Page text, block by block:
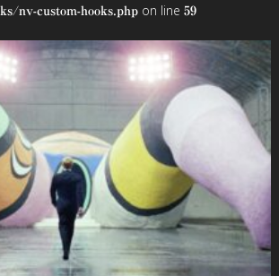
nv-custom-hooks.phpon line 59